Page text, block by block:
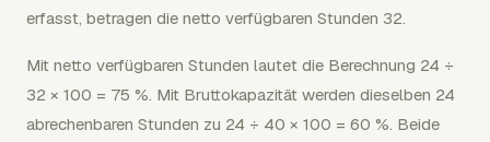
erfasst, betragen die netto verfügbaren Stunden 32.
Mit netto verfügbaren Stunden lautet die Berechnung 24 ÷
32 × 100 = 75 %. Mit Bruttokapazität werden dieselben 24
abrechenbaren Stunden zu 24 ÷ 40 × 100 = 60 %. Beide